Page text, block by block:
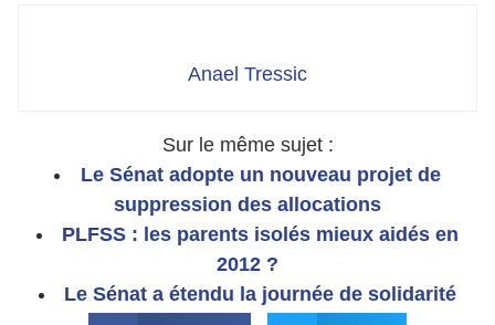
Anael Tressic
Sur le même sujet :
Le Sénat adopte un nouveau projet de
suppression des allocations
PLFSS : les parents isolés mieux aidés en
2012 ?
Le Sénat a étendu la journée de solidarité